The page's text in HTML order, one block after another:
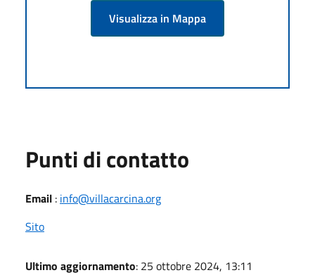
Visualizza in Mappa
Punti di contatto
Email : info@villacarcina.org
Sito
Ultimo aggiornamento: 25 ottobre 2024, 13:11